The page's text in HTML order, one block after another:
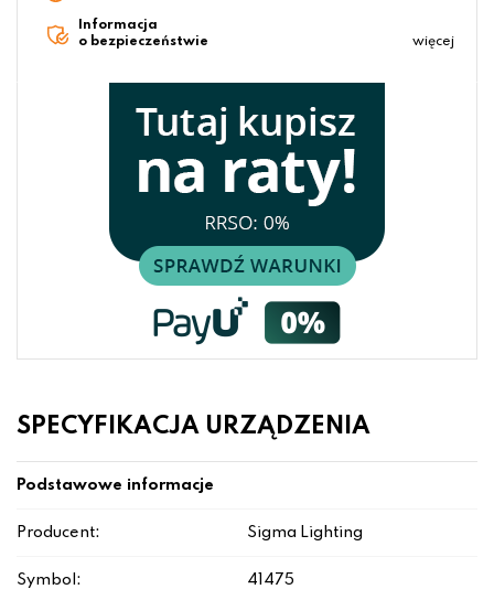
Informacja
o bezpieczeństwie
więcej
SPECYFIKACJA URZĄDZENIA
Podstawowe informacje
Producent: Sigma Lighting
Symbol: 41475